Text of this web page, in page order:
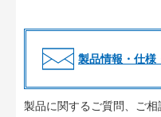
製品情報・仕様
製品に関するご質問、ご